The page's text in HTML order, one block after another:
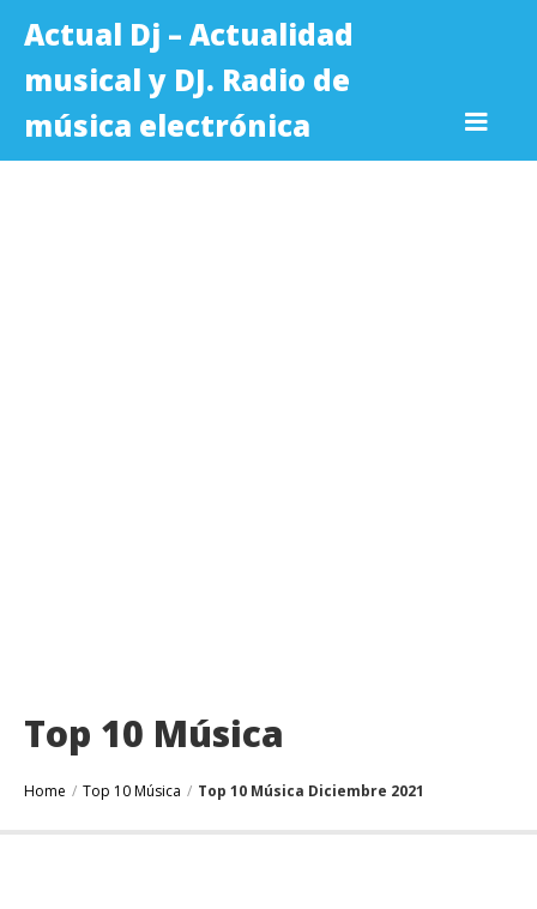
Actual Dj – Actualidad
musical y DJ. Radio de
música electrónica
Top 10 Música
Home / Top 10 Música / Top 10 Música Diciembre 2021